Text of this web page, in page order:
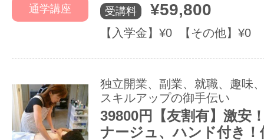
通学講座 受講料 ¥59,800
【入学金】¥0 【その他】¥0
独立開業、副業、就職、趣味
スキルアップの御手伝い
39800円【友割有】激安
ナージュ、ハンド付き！